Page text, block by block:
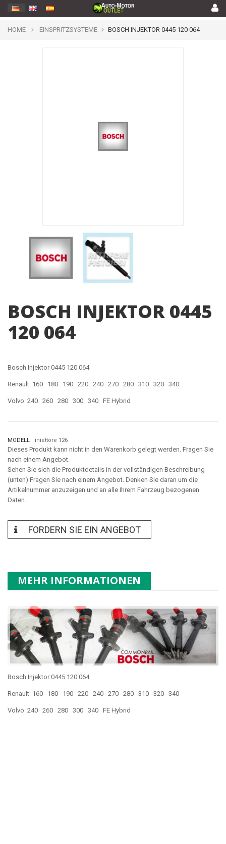
HOME EINSPRITZSYSTEME BOSCH INJEKTOR 0445 120 064
BOSCH INJEKTOR 0445
120 064
Bosch Injektor 0445 120 064
Renault 160 180 190 220 240 270 280 310 320 340
Volvo 240 260 280 300 340 FE Hybrid
MODELL iniettore 126
Dieses Produkt kann nicht in den Warenkorb gelegt werden. Fragen Sie
nach einem Angebot.
Sehen Sie sich die Produktdetails in der vollständigen Beschreibung
(unten) Fragen Sie nach einem Angebot. Denken Sie daran um die
Artikelnummer anzuzeigen und an alle Ihrem Fahrzeug bezogenen
Daten.
FORDERN SIE EIN ANGEBOT
MEHR INFORMATIONEN
Bosch Injektor 0445 120 064
Renault 160 180 190 220 240 270 280 310 320 340
Volvo 240 260 280 300 340 FE Hybrid